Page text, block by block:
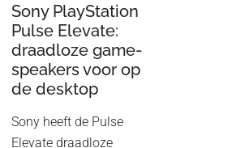
tracks
uitsluiten
Sony PlayStation
Pulse Elevate:
draadloze game-
speakers voor op
de desktop
Sony heeft de Pulse
Elevate draadloze